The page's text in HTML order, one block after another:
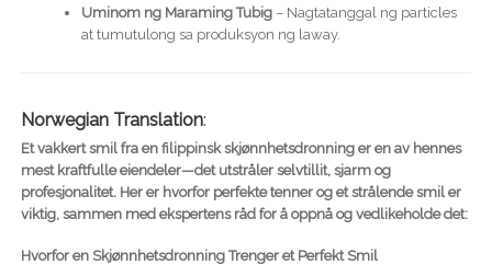
Uminom ng Maraming Tubig– Nagtatanggal ng particles
at tumutulong sa produksyon ng laway.
Norwegian Translation:
Et vakkert smil fra en filippinsk skjønnhetsdronning er en av hennes
mest kraftfulle eiendeler—det utstråler selvtillit, sjarm og
profesjonalitet. Her er hvorfor perfekte tenner og et strålende smil er
viktig, sammen med ekspertens råd for å oppnå og vedlikeholde det:
Hvorfor en Skjønnhetsdronning Trenger et Perfekt Smil